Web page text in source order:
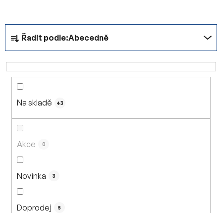
Ř
z
e
n
Řadit podle:Abecedně
Na skladě 43
Akce 0
Novinka 3
Doprodej 5